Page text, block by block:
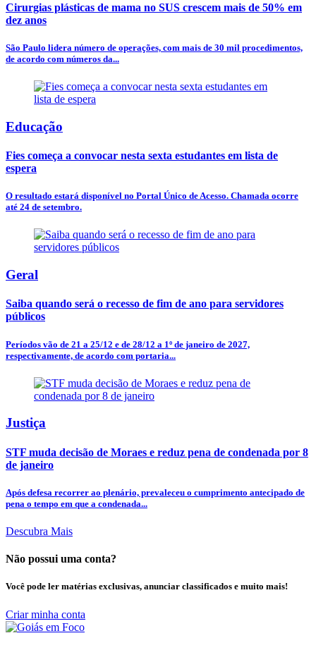
Cirurgias plásticas de mama no SUS crescem mais de 50% em
dez anos
São Paulo lidera número de operações, com mais de 30 mil procedimentos,
de acordo com números da...
Educação
Fies começa a convocar nesta sexta estudantes em lista de
espera
O resultado estará disponível no Portal Único de Acesso. Chamada ocorre
até 24 de setembro.
Geral
Saiba quando será o recesso de fim de ano para servidores
públicos
Períodos vão de 21 a 25/12 e de 28/12 a 1º de janeiro de 2027,
respectivamente, de acordo com portaria...
Justiça
STF muda decisão de Moraes e reduz pena de condenada por 8
de janeiro
Após defesa recorrer ao plenário, prevaleceu o cumprimento antecipado de
pena o tempo em que a condenada...
Descubra Mais
Não possui uma conta?
Você pode ler matérias exclusivas, anunciar classificados e muito mais!
Criar minha conta